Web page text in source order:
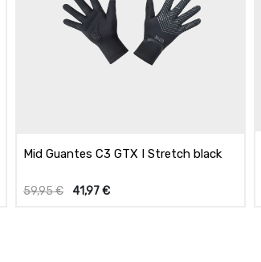
Mid Guantes C3 GTX I Stretch black
59,95€ 41,97€